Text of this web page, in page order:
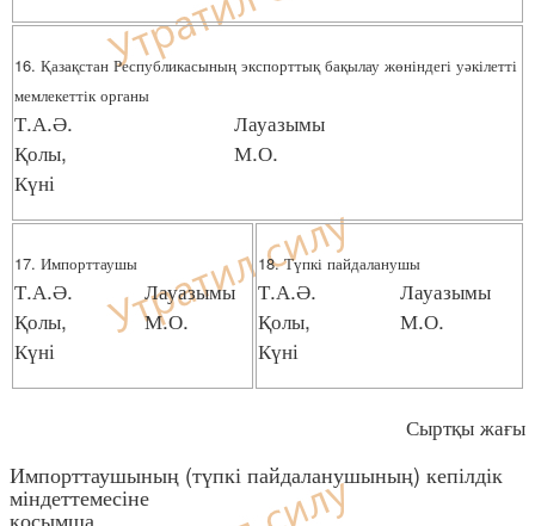
16. Қазақстан Республикасының экспорттық бақылау жөніндегі уәкілетті
мемлекеттік органы
Т.А.Ә. Лауазымы
Қолы, М.О.
Күні
17. Импорттаушы
Т.А.Ә. Лауазымы
Қолы, М.О.
Күні
18. Түпкі пайдаланушы
Т.А.Ә. Лауазымы
Қолы, М.О.
Күні
Сыртқы жағы
Импорттаушының (түпкі пайдаланушының) кепілдік
міндеттемесіне
қосымша